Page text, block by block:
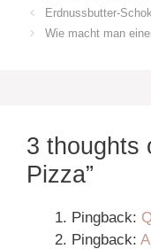
Erdnussbutter-
Wie macht man
3 thoughts
Pizza”
Pingback:
Pingback: